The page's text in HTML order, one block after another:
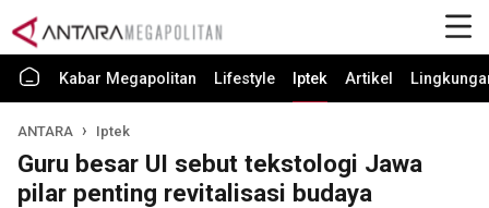
Kabar Megapolitan Lifestyle Iptek Artikel
ANTARA Iptek
Guru besar UI sebut tekstologi Jawa
pilar penting revitalisasi budaya